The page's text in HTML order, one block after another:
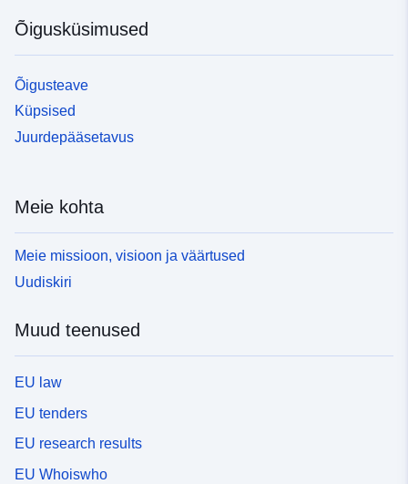
Õigusküsimused
Õigusteave
Küpsised
Juurdepääsetavus
Meie kohta
Meie missioon, visioon ja väärtused
Uudiskiri
Muud teenused
EU law
EU tenders
EU research results
EU Whoiswho